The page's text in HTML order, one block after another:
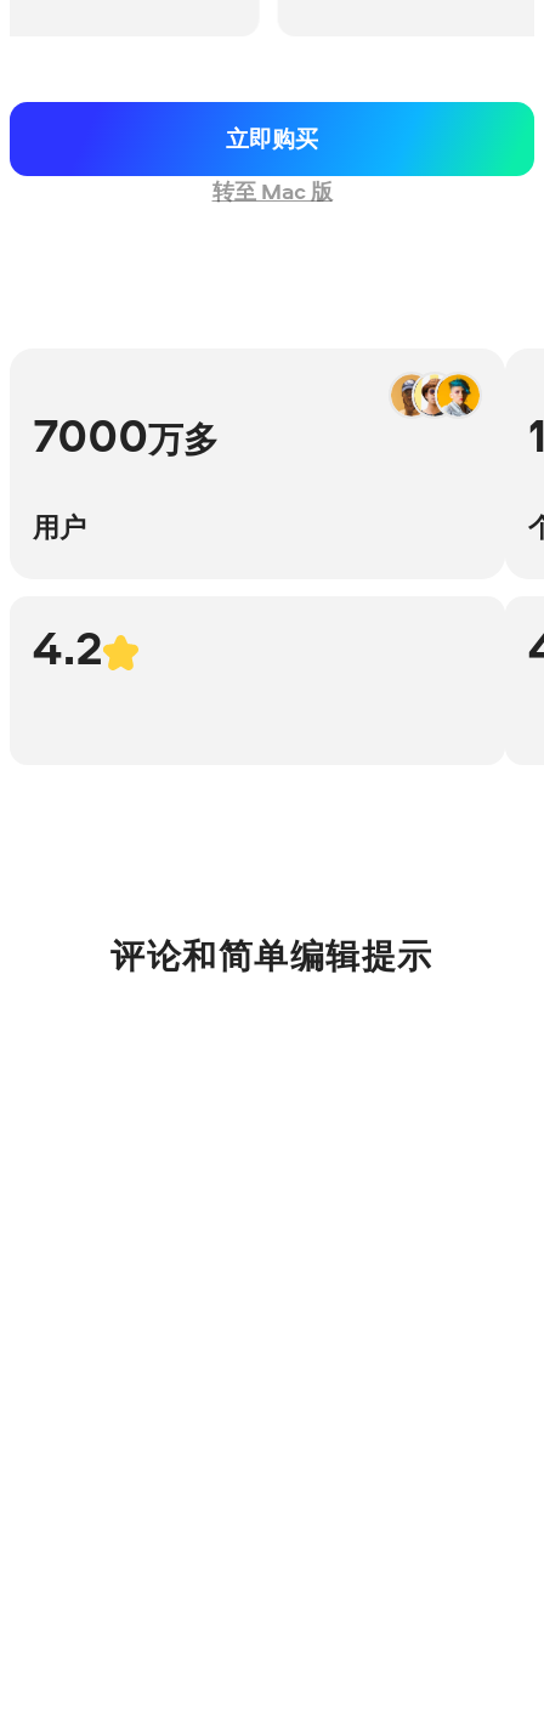
立即购买
转至 Mac 版
7000万多
用户
4.2
评论和简单编辑提示